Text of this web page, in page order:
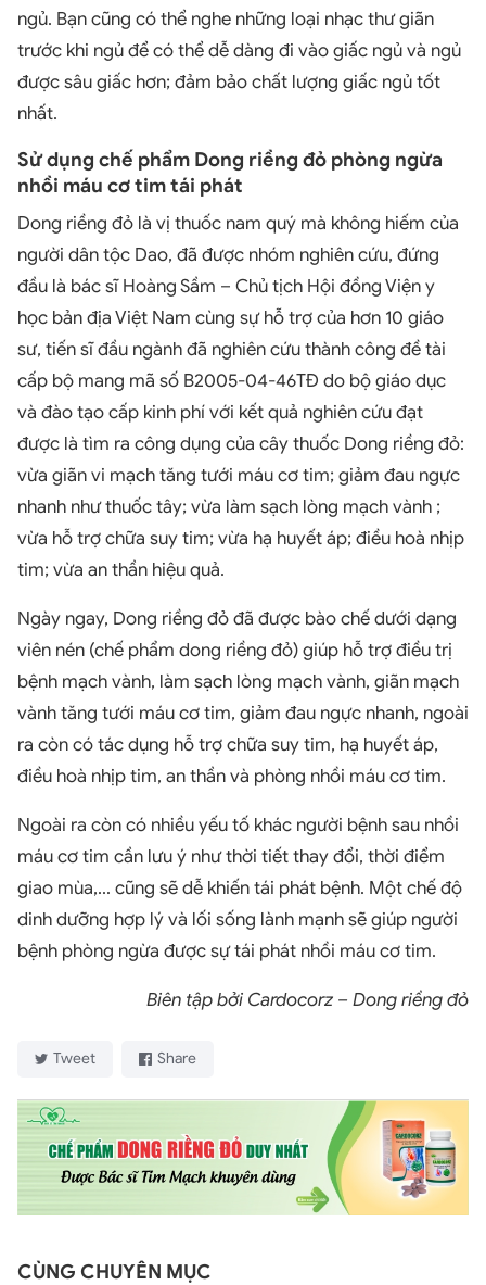
ngủ. Bạn cũng có thể nghe những loại nhạc thư giãn
trước khi ngủ để có thể dễ dàng đi vào giấc ngủ và ngủ
được sâu giấc hơn; đảm bảo chất lượng giấc ngủ tốt
nhất.
Sử dụng chế phẩm Dong riềng đỏ phòng ngừa
nhồi máu cơ tim tái phát
Dong riềng đỏ là vị thuốc nam quý mà không hiếm của
người dân tộc Dao, đã được nhóm nghiên cứu, đứng
đầu là bác sĩ Hoàng Sầm – Chủ tịch Hội đồng Viện y
học bản địa Việt Nam cùng sự hỗ trợ của hơn 10 giáo
sư, tiến sĩ đầu ngành đã nghiên cứu thành công đề tài
cấp bộ mang mã số B2005-04-46TĐ do bộ giáo dục
và đào tạo cấp kinh phí với kết quả nghiên cứu đạt
được là tìm ra công dụng của cây thuốc Dong riềng đỏ:
vừa giãn vi mạch tăng tưới máu cơ tim; giảm đau ngực
nhanh như thuốc tây; vừa làm sạch lòng mạch vành ;
vừa hỗ trợ chữa suy tim; vừa hạ huyết áp; điều hoà nhịp
tim; vừa an thần hiệu quả.
Ngày ngay, Dong riềng đỏ đã được bào chế dưới dạng
viên nén (chế phẩm dong riềng đỏ) giúp hỗ trợ điều trị
bệnh mạch vành, làm sạch lòng mạch vành, giãn mạch
vành tăng tưới máu cơ tim, giảm đau ngực nhanh, ngoài
ra còn có tác dụng hỗ trợ chữa suy tim, hạ huyết áp,
điều hoà nhịp tim, an thần và phòng nhồi máu cơ tim.
Ngoài ra còn có nhiều yếu tố khác người bệnh sau nhồi
máu cơ tim cần lưu ý như thời tiết thay đổi, thời điểm
giao mùa,... cũng sẽ dễ khiến tái phát bệnh. Một chế độ
dinh dưỡng hợp lý và lối sống lành mạnh sẽ giúp người
bệnh phòng ngừa được sự tái phát nhồi máu cơ tim.
Biên tập bởi Cardocorz – Dong riềng đỏ
Tweet Share
CÙNG CHUYÊN MỤC